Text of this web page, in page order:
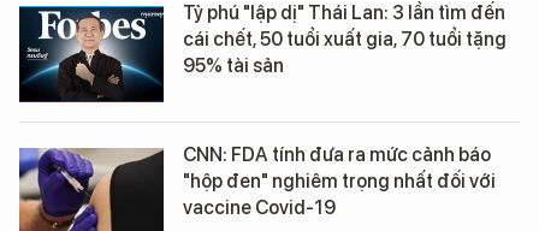
Tỷ phú "lập dị" Thái Lan: 3 lần tìm đến
cái chết, 50 tuổi xuất gia, 70 tuổi tặng
95% tài sản
CNN: FDA tính đưa ra mức cảnh báo
"hộp đen" nghiêm trọng nhất đối với
vaccine Covid-19